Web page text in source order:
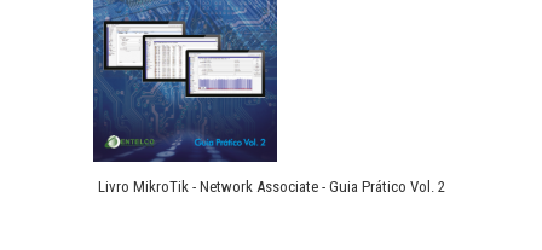
Livro MikroTik - Network Associate - Guia Prático Vol. 2